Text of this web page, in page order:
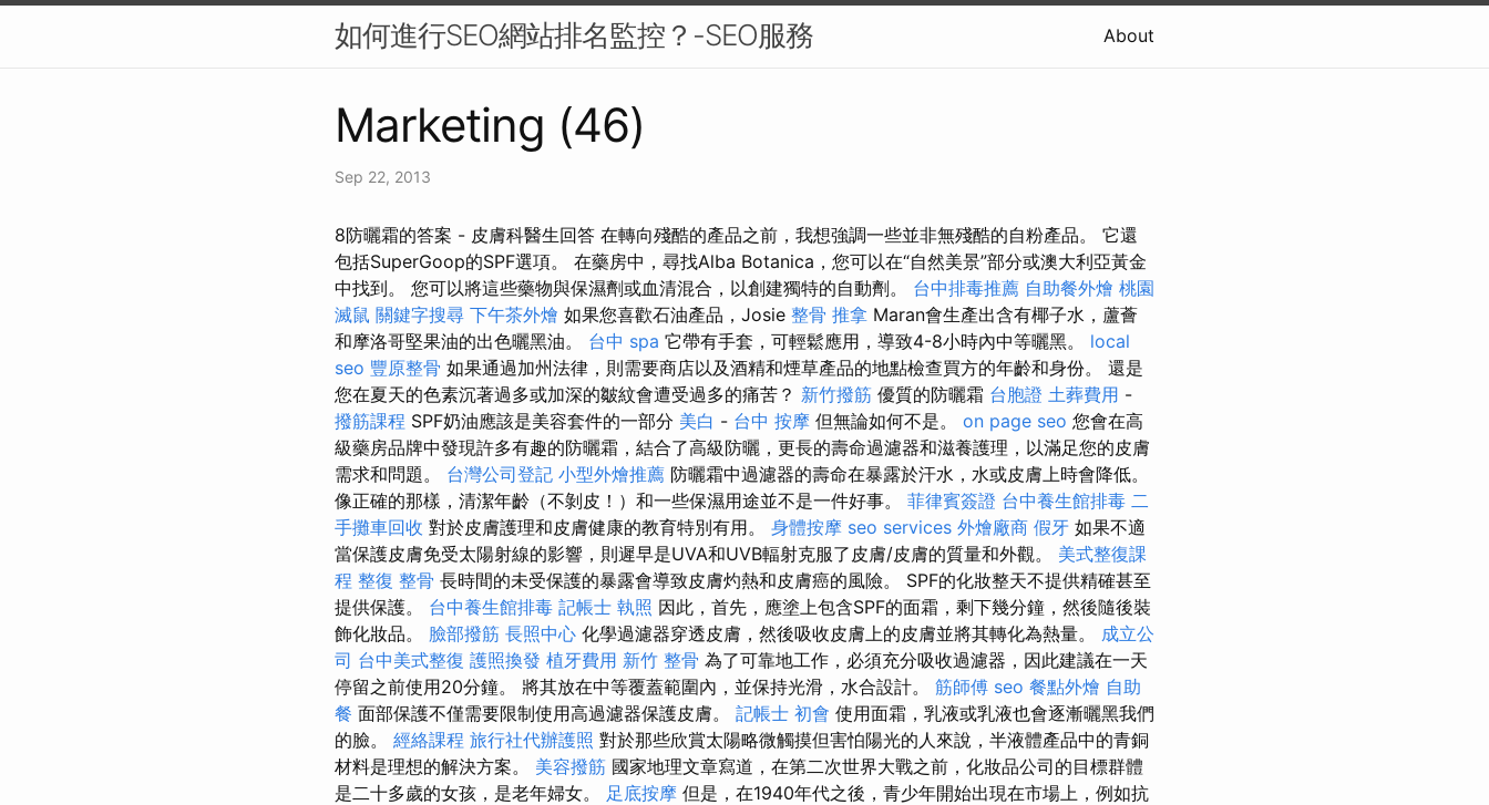
如何進行SEO網站排名監控？-SEO服務 About
Marketing (46)
Sep 22, 2013
8防曬霜的答案 - 皮膚科醫生回答 在轉向殘酷的產品之前，我想強調一些並非無殘酷的自粉產品。 它還
包括SuperGoop的SPF選項。 在藥房中，尋找Alba Botanica，您可以在“自然美景”部分或澳大利亞黃金
中找到。 您可以將這些藥物與保濕劑或血清混合，以創建獨特的自動劑。 台中排毒推薦 自助餐外燴 桃園
滅鼠 關鍵字搜尋 下午茶外燴 如果您喜歡石油產品，Josie 整骨 推拿 Maran會生產出含有椰子水，蘆薈
和摩洛哥堅果油的出色曬黑油。 台中 spa 它帶有手套，可輕鬆應用，導致4-8小時內中等曬黑。 local
seo 豐原整骨 如果通過加州法律，則需要商店以及酒精和煙草產品的地點檢查買方的年齡和身份。 還是
您在夏天的色素沉著過多或加深的皺紋會遭受過多的痛苦？ 新竹撥筋 優質的防曬霜 台胞證 土葬費用 -
撥筋課程 SPF奶油應該是美容套件的一部分 美白 - 台中 按摩 但無論如何不是。 on page seo 您會在高
級藥房品牌中發現許多有趣的防曬霜，結合了高級防曬，更長的壽命過濾器和滋養護理，以滿足您的皮膚
需求和問題。 台灣公司登記 小型外燴推薦 防曬霜中過濾器的壽命在暴露於汗水，水或皮膚上時會降低。
像正確的那樣，清潔年齡（不剝皮！）和一些保濕用途並不是一件好事。 菲律賓簽證 台中養生館排毒 二
手攤車回收 對於皮膚護理和皮膚健康的教育特別有用。 身體按摩 seo services 外燴廠商 假牙 如果不適
當保護皮膚免受太陽射線的影響，則遲早是UVA和UVB輻射克服了皮膚/皮膚的質量和外觀。 美式整復課
程 整復 整骨 長時間的未受保護的暴露會導致皮膚灼熱和皮膚癌的風險。 SPF的化妝整天不提供精確甚至
提供保護。 台中養生館排毒 記帳士 執照 因此，首先，應塗上包含SPF的面霜，剩下幾分鐘，然後隨後裝
飾化妝品。 臉部撥筋 長照中心 化學過濾器穿透皮膚，然後吸收皮膚上的皮膚並將其轉化為熱量。 成立公
司 台中美式整復 護照換發 植牙費用 新竹 整骨 為了可靠地工作，必須充分吸收過濾器，因此建議在一天
停留之前使用20分鐘。 將其放在中等覆蓋範圍內，並保持光滑，水合設計。 筋師傅 seo 餐點外燴 自助
餐 面部保護不僅需要限制使用高過濾器保護皮膚。 記帳士 初會 使用面霜，乳液或乳液也會逐漸曬黑我們
的臉。 經絡課程 旅行社代辦護照 對於那些欣賞太陽略微觸摸但害怕陽光的人來說，半液體產品中的青銅
材料是理想的解決方案。 美容撥筋 國家地理文章寫道，在第二次世界大戰之前，化妝品公司的目標群體
是二十多歲的女孩，是老年婦女。 足底按摩 但是，在1940年代之後，青少年開始出現在市場上，例如抗